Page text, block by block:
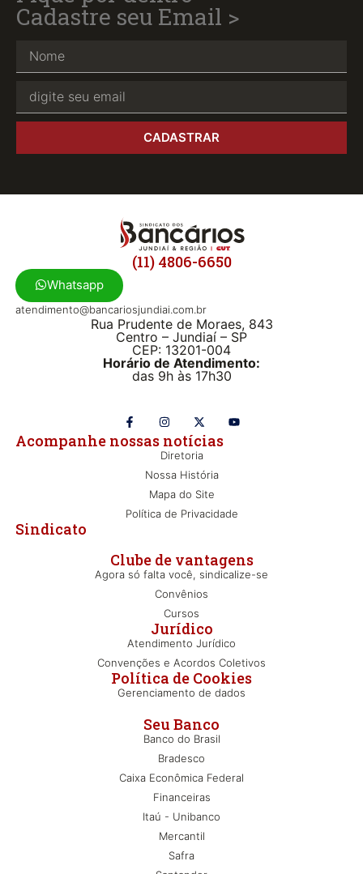
Cadastre seu Email >
CADASTRAR
Seu Banco
Banco do Brasil
Bradesco
Caixa Econômica Federal
Financeiras
Itaú - Unibanco
Mercantil
Safra
Clube de vantagens
Agora só falta você, sindicalize-se
Convênios
Cursos
Jurídico
Atendimento Jurídico
Convenções e Acordos Coletivos
Política de Cookies
Gerenciamento de dados
Sindicato
Diretoria
Nossa História
Mapa do Site
Política de Privacidade
Acompanhe nossas notícias
(11) 4806-6650
Whatsapp
atendimento@bancariosjundiai.com.br
Rua Prudente de Moraes, 843
Centro – Jundiaí – SP
CEP: 13201-004
Horário de Atendimento:
das 9h às 17h30